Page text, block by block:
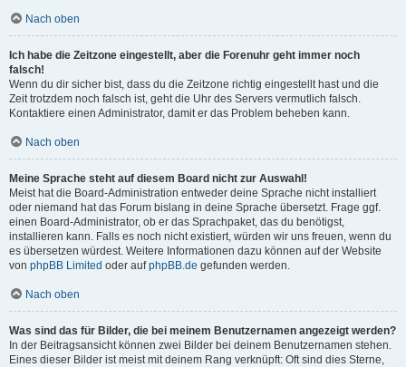
Nach oben
Ich habe die Zeitzone eingestellt, aber die Forenuhr geht immer noch
falsch!
Wenn du dir sicher bist, dass du die Zeitzone richtig eingestellt hast und die
Zeit trotzdem noch falsch ist, geht die Uhr des Servers vermutlich falsch.
Kontaktiere einen Administrator, damit er das Problem beheben kann.
Nach oben
Meine Sprache steht auf diesem Board nicht zur Auswahl!
Meist hat die Board-Administration entweder deine Sprache nicht installiert
oder niemand hat das Forum bislang in deine Sprache übersetzt. Frage ggf.
einen Board-Administrator, ob er das Sprachpaket, das du benötigst,
installieren kann. Falls es noch nicht existiert, würden wir uns freuen, wenn du
es übersetzen würdest. Weitere Informationen dazu können auf der Website
von phpBB Limited oder aufphpBB.de gefunden werden.
Nach oben
Was sind das für Bilder, die bei meinem Benutzernamen angezeigt werden?
In der Beitragsansicht können zwei Bilder bei deinem Benutzernamen stehen.
Eines dieser Bilder ist meist mit deinem Rang verknüpft: Oft sind dies Sterne,